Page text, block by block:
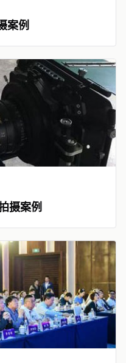
案例
摄案例